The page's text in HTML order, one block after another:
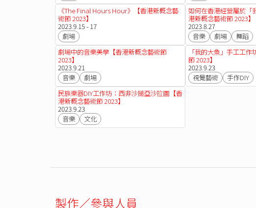
《The Final Hours Hour》【香港新概念藝
術節 2023】
2023.9.15 - 17
劇場
如何在香港經營屬於「
港新概念藝術節 2023】
2023.8.27
音樂
劇場 舞蹈
劇場中的音樂美學【香港新概念藝術節
2023】
2023.9.21
音樂
劇場
「我的大魚」手工工
節 2023】
2023.9.23
視覺藝術
手作DIY
民族樂器DIY工作坊：西非沙搥亞沙拉圖【香
港新概念藝術節 2023】
2023.9.23
音樂
文化
製作／參與人員